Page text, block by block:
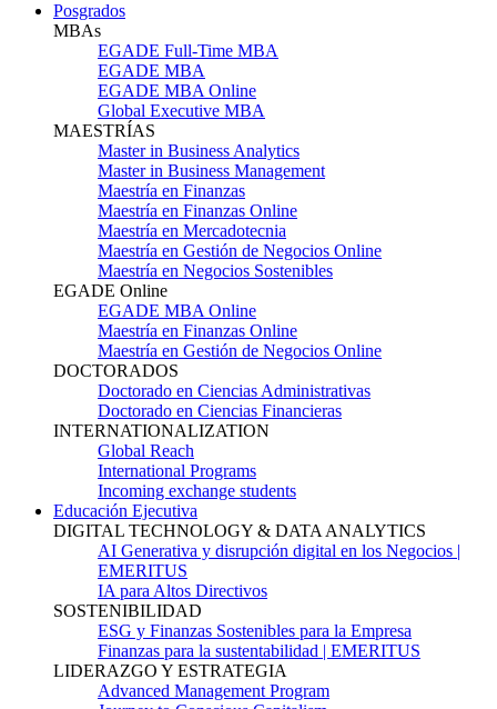
Posgrados
MBAs
EGADE Full-Time MBA
EGADE MBA
EGADE MBA Online
Global Executive MBA
MAESTRÍAS
Master in Business Analytics
Master in Business Management
Maestría en Finanzas
Maestría en Finanzas Online
Maestría en Mercadotecnia
Maestría en Gestión de Negocios Online
Maestría en Negocios Sostenibles
EGADE Online
EGADE MBA Online
Maestría en Finanzas Online
Maestría en Gestión de Negocios Online
DOCTORADOS
Doctorado en Ciencias Administrativas
Doctorado en Ciencias Financieras
INTERNATIONALIZATION
Global Reach
International Programs
Incoming exchange students
Educación Ejecutiva
DIGITAL TECHNOLOGY & DATA ANALYTICS
AI Generativa y disrupción digital en los Negocios |
EMERITUS
IA para Altos Directivos
SOSTENIBILIDAD
ESG y Finanzas Sostenibles para la Empresa
Finanzas para la sustentabilidad | EMERITUS
LIDERAZGO Y ESTRATEGIA
Advanced Management Program